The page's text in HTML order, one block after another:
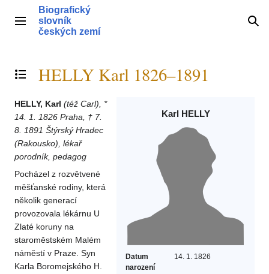
obsahHlavní menu
Biografický
slovník
českých zemí
Přepnout obsah
HELLY Karl 1826–1891
Karl HELLY
Datum
narození
14. 1. 1826
HELLY, Karl (též Carl), *
14. 1. 1826 Praha, † 7.
8. 1891 Štýrský Hradec
(Rakousko), lékař
porodník, pedagog
Pocházel z rozvětvené
měšťanské rodiny, která
několik generací
provozovala lékárnu U
Zlaté koruny na
staroměstském Malém
náměstí v Praze. Syn
Karla Boromejského H.